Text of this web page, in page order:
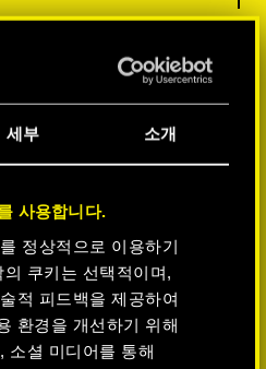
세부 소개
사용합니다.
정상적으로 이용하기
쿠키는 선택적이며,
적 피드백을 제공하여
환경을 개선하기 위해
소셜 미디어를 통해